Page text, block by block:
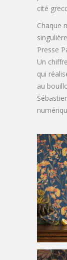
cité
Chaque
Presse
Un
qui
au